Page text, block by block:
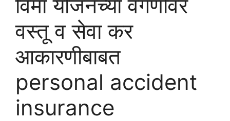
विमा योजनेच्या वर्गणीवर
वस्तू व सेवा कर
आकारणीबाबत
personal accident
insurance